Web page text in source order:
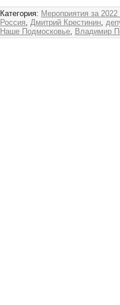
Категория: Мероприятия за 2022
Россия
Дмитрий Крестинин
Наше Подмосковье Владимир